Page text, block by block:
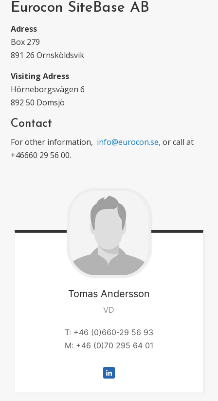
Eurocon SiteBase AB
Adress
Box 279
891 26 Örnsköldsvik
Visiting Adress
Hörneborgsvägen 6
892 50 Domsjö
Contact
For other information, info@eurocon.se,or call at
+46660 29 56 00.
Tomas Andersson
VD
T: +46 (0)660-29 56 93
M: +46 (0)70 295 64 01